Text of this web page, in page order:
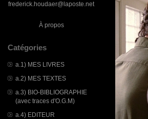
frederick.houdaer@laposte.net
À propos
Catégories
a.1) MES LIVRES
a.2) MES TEXTES
a.3) BIO-BIBLIOGRAPHIE
(avec traces d'O.G.M)
a.4) EDITEUR